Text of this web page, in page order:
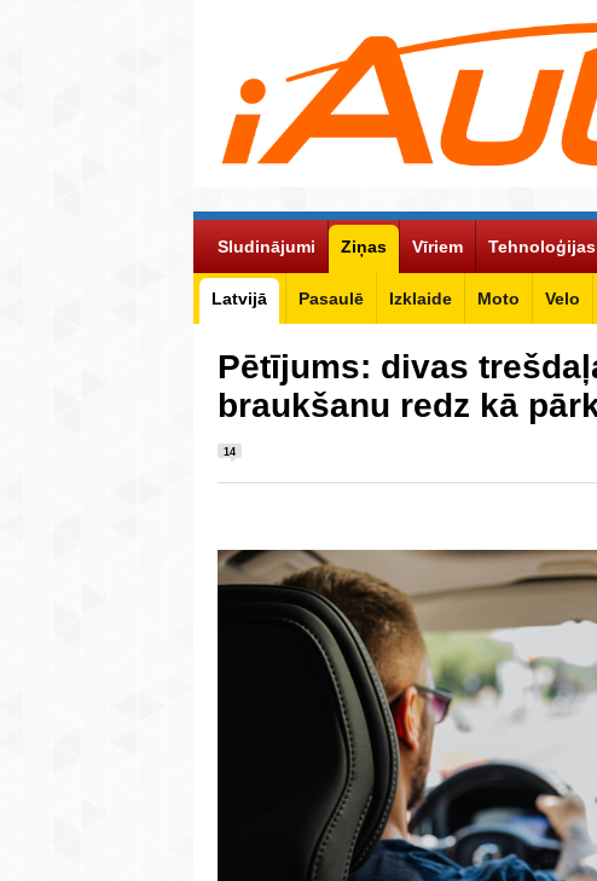
Sludinājumi Ziņas
Latvijā Pasaulē Izklaide Moto Velo
Vīriem Tehnoloģijas
Pētījums: divas
braukšanu redz kā
14